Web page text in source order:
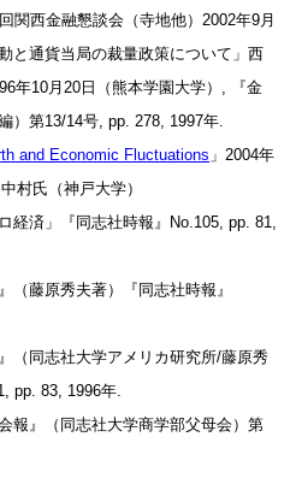
関西金融懇談会（寺地他）2002年9月
と通貨当局の裁量政策について」西
年10月20日（熊本学園大学）, 『金
）第13/14号, pp. 278, 1997年.
and Economic Fluctuations 」2004年
村氏（神戸大学）
経済」『同志社時報』No.105, pp. 81,
（藤原秀夫著）『同志社時報』
（同志社大学アメリカ研究所/藤原秀
pp. 83, 1996年.
報』（同志社大学商学部父母会）第